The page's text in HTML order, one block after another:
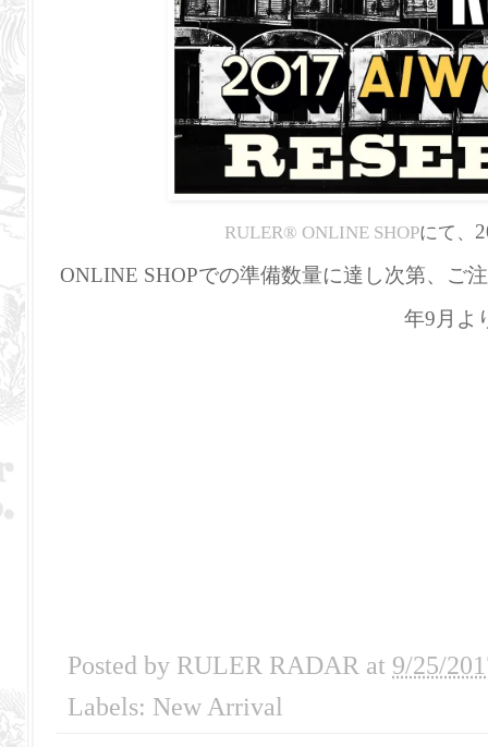
RULER® ONLINE SHOPにて、
ONLINE SHOPでの準備数量に達し次第、ご
年9月よ
Posted by RULER RADAR at 9/25/
Labels: New Arrival